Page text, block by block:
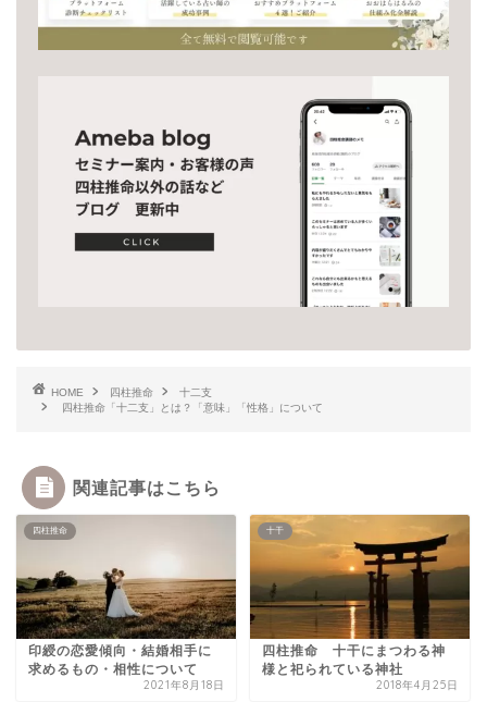
HOME 四柱推命
十二支
四柱推命「十二支」とは？「意味」「性格」について
関連記事はこちら
四柱推命
印綬の恋愛傾向・結婚相手に
求めるもの・相性について
2021年8月18日
十干
四柱推命 十干にまつわる神
様と祀られている神社
2018年4月25日